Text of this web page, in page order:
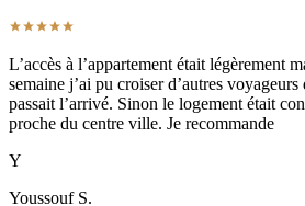
L’accès à l’appartement était légèrement
semaine j’ai pu croiser d’autres
passait l’arrivé. Sinon le logement était
proche du centre ville. Je recommande
Y
Youssouf S.